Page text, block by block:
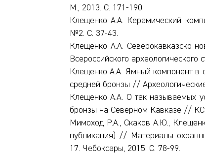
М., 2013. С. 171-190.
Клещенко А.А. Керамический
№2. С. 37-43.
Клещенко А.А. Северокавказско-
Всероссийского
Клещенко А.А. Ямный компонент в
средней бронзы //
Клещенко А.А. О так называемых
бронзы на Северном Кавказе //
Мимоход Р.А., Скаков А.Ю.,
публикация) // Материалы
17. Чебоксары, 2015. С. 78-99.